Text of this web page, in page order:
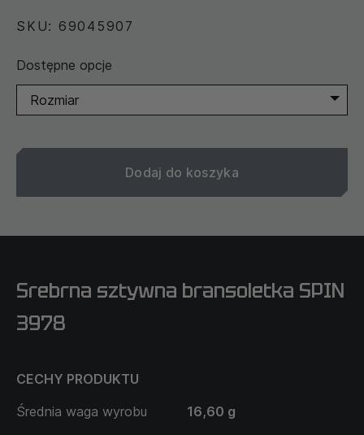
SKU: 69045907
Dostępne opcje
Rozmiar
Dodaj do koszyka
Srebrna sztywna bransoletka SPIN
3978
CECHY PRODUKTU
Średnia waga wyrobu
16,60 g